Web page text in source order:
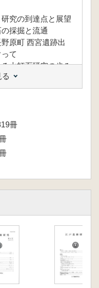
の到達点と展望
採掘と流通
原町 西宮遺跡出
て
火打石研究の歩み
整理と和歌山県に
遺跡から出土した
江戸時代初期の旗
る
冊